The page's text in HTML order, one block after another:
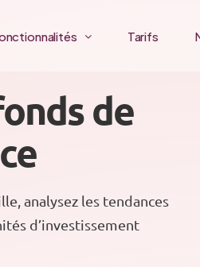
Tarifs
de
analysez les tendances
d’investissement